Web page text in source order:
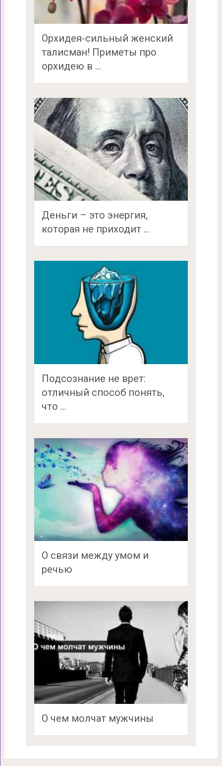
Орхидея-сильный женский
талисман! Приметы про
орхидею в …
Деньги – это энергия,
которая не приходит …
Подсознание не врет:
отличный способ понять,
что …
О связи между умом и
речью
О чем молчат мужчины